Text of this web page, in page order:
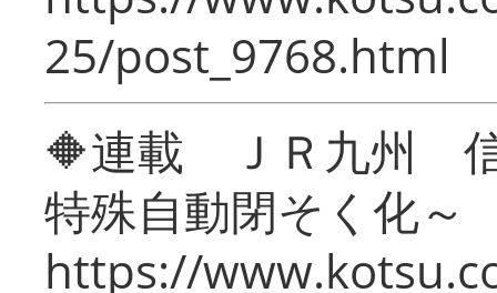
25/post_9768.html
🔶連載 ＪＲ九州 信
特殊自動閉そく化～
https://